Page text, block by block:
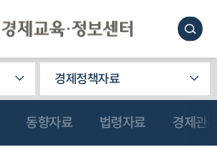
경제정책자료
동향자료 법령자료 경제관